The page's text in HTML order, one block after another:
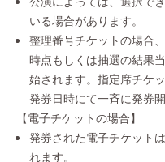
いる場合があります。
整理番号チケットの場合
時点もしくは抽選の結果
始されます。指定席チケ
発券日時にて一斉に発券
【電子チケットの場合】
発券された電子チケット
れます。